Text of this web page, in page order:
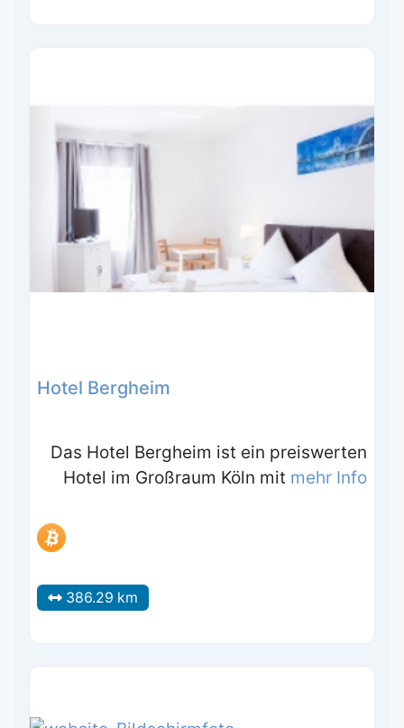
Hotel Bergheim
Das Hotel Bergheim ist ein preiswerten
Hotel im Großraum Köln mit mehr Info
386.29 km